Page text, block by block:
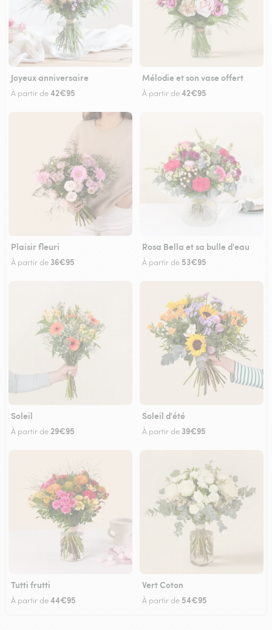
Joyeux anniversaire
À partir de42€95
Mélodie et son vase offert
À partir de42€95
Plaisir fleuri
À partir de 36€95
Rosa Bella et sa bulle d'eau
À partir de 53€95
Soleil
À partir de 29€95
Soleil d'été
À partir de 39€95
Tutti frutti
À partir de44€95
Vert Coton
À partir de 54€95